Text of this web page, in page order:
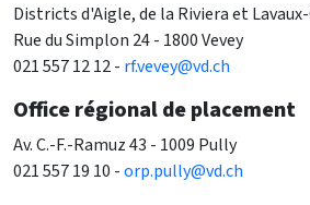
Districts d'Aigle, de la Riviera et
Rue du Simplon 24- 1800 Vevey
021 557 12 12 - rf.vevey@vd.ch
Office régional de placement
Av. C.-F.-Ramuz 43 - 1009 Pully
021 557 19 10 -orp.pully@vd.ch